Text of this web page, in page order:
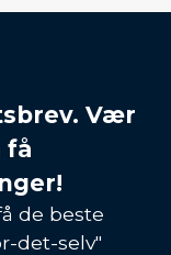
Vær
få
de beste
det-selv"